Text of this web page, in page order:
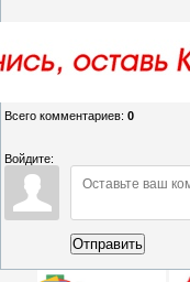
Всего комментариев: 0
Войдите:
Отправить